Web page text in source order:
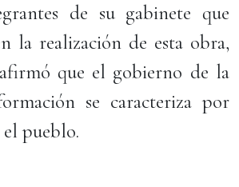
de su gabinete que
la realización de esta obra,
que el gobierno de la
se caracteriza por
pueblo.